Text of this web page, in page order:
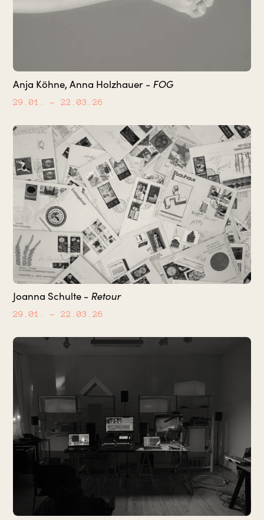
Anja Köhne, Anna Holzhauer - FOG
29.01. – 22.03.26
Joanna Schulte - Retour
29.01. – 22.03.26